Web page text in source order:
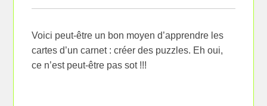
Voici peut-être un bon moyen d’apprendre les
cartes d’un carnet : créer des puzzles. Eh oui,
ce n’est peut-être pas sot !!!